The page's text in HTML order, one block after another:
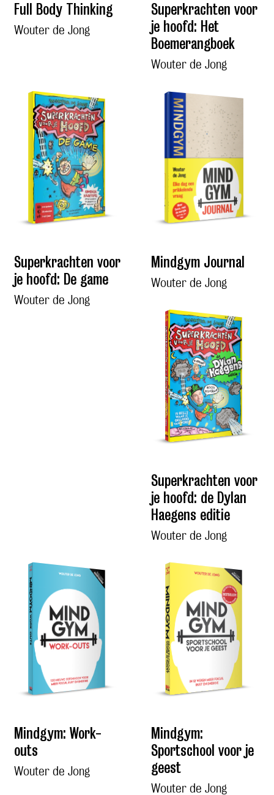
Full Body Thinking
Wouter de Jong
Superkrachten voor
je hoofd: Het
Boemerangboek
Wouter de Jong
Superkrachten voor
je hoofd: De game
Wouter de Jong
Mindgym Journal
Wouter de Jong
Superkrachten voor
je hoofd: de Dylan
Haegens editie
Wouter de Jong
Mindgym: Work-
outs
Wouter de Jong
Mindgym:
Sportschool voor je
geest
Wouter de Jong